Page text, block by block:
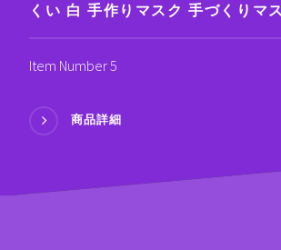
くい 白 手作りマスク 手づくりマ
Item Number 5
商品詳細